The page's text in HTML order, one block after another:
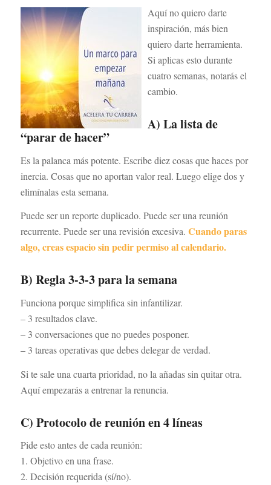
Aquí no quiero darte
inspiración, más bien
quiero darte herramienta.
Si aplicas esto durante
cuatro semanas, notarás el
cambio.
A) La lista de
“parar de hacer”
Es la palanca más potente. Escribe diez cosas que haces por
inercia. Cosas que no aportan valor real. Luego elige dos y
elimínalas esta semana.
Puede ser un reporte duplicado. Puede ser una reunión
recurrente. Puede ser una revisión excesiva. Cuando paras
algo, creas espacio sin pedir permiso al calendario.
B) Regla 3-3-3 para la semana
Funciona porque simplifica sin infantilizar.
– 3 resultados clave.
– 3 conversaciones que no puedes posponer.
– 3 tareas operativas que debes delegar de verdad.
Si te sale una cuarta prioridad, no la añadas sin quitar otra.
Aquí empezarás a entrenar la renuncia.
C) Protocolo de reunión en 4 líneas
Pide esto antes de cada reunión:
1. Objetivo en una frase.
2. Decisión requerida (sí/no).